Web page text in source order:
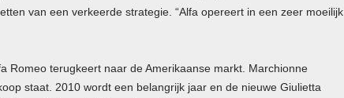
van een verkeerde strategie. “Alfa opereert in een zeer moeilijk
Romeo terugkeert naar de Amerikaanse markt. Marchionne
staat. 2010 wordt een belangrijk jaar en de nieuwe Giulietta